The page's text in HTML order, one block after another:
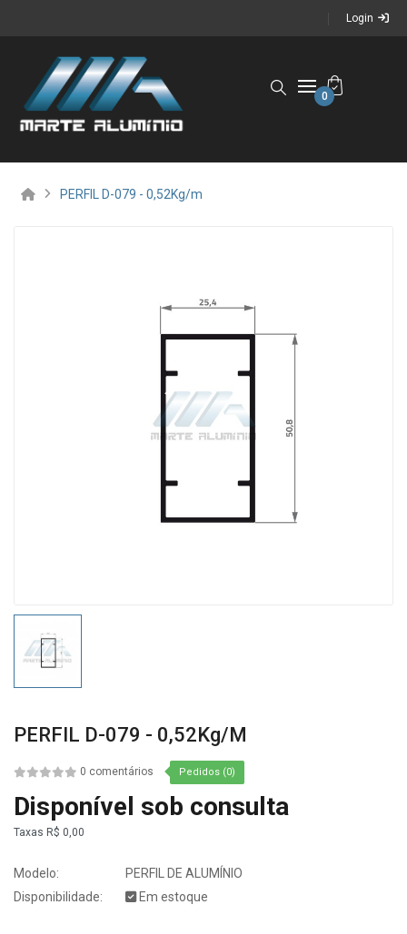
Login
0
PERFIL D-079 - 0,52Kg/m
PERFIL D-079 - 0,52Kg/m
0 comentários Pedidos (0)
Disponível sob consulta
Taxas R$ 0,00
Modelo:
PERFIL DE ALUMÍNIO
Disponibilidade:
Em estoque